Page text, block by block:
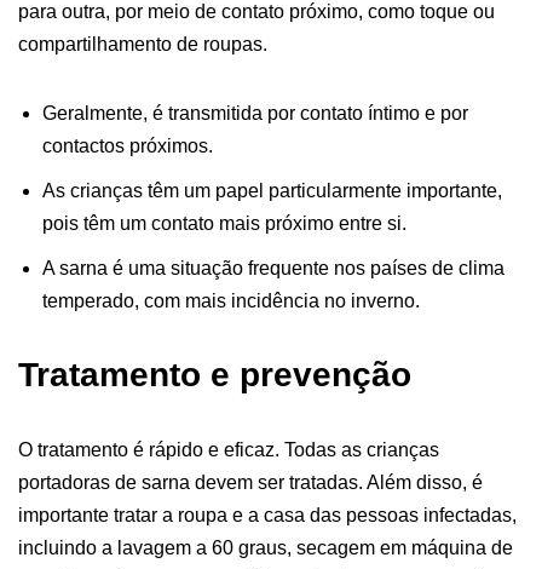
para outra, por meio de contato próximo, como toque ou
compartilhamento de roupas.
Geralmente, é transmitida por contato íntimo e por
contactos próximos.
As crianças têm um papel particularmente importante,
pois têm um contato mais próximo entre si.
A sarna é uma situação frequente nos países de clima
temperado, com mais incidência no inverno.
Tratamento e prevenção
O tratamento é rápido e eficaz. Todas as crianças
portadoras de sarna devem ser tratadas. Além disso, é
importante tratar a roupa e a casa das pessoas infectadas,
incluindo a lavagem a 60 graus, secagem em máquina de